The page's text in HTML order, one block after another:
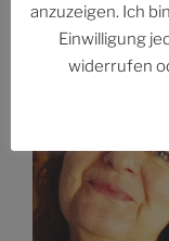
CONNIE
anzuzeigen. Ich
Einwilligung
widerrufen